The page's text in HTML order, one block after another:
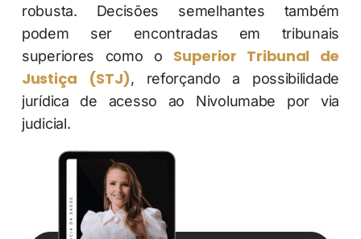
robusta. Decisões semelhantes também
podem ser encontradas em tribunais
superiores como o Superior Tribunal de
Justiça (STJ), reforçando a possibilidade
jurídica de acesso ao Nivolumabe por via
judicial.